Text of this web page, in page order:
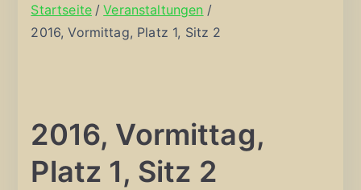
Startseite
Veranstaltungen
2016, Vormittag, Platz 1, Sitz 2
2016, Vormittag,
Platz 1, Sitz 2